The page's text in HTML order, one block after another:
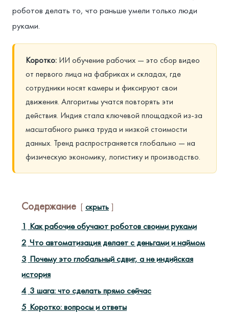
роботов делать то, что раньше умели только люди
руками.
Коротко: ИИ обучение рабочих — это сбор видео
от первого лица на фабриках и складах, где
сотрудники носят камеры и фиксируют свои
движения. Алгоритмы учатся повторять эти
действия. Индия стала ключевой площадкой из-за
масштабного рынка труда и низкой стоимости
данных. Тренд распространяется глобально — на
физическую экономику, логистику и производство.
Содержание скрыть
1 Как рабочие обучают роботов своими руками
2 Что автоматизация делает с деньгами и наймом
3 Почему это глобальный сдвиг, а не индийская
история
4 3 шага: что сделать прямо сейчас
5 Коротко: вопросы и ответы